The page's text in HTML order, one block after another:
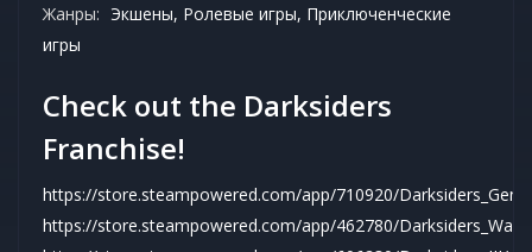
Жанры: Экшены, Ролевые игры, Приключенческие
игры
Check out the Darksiders
Franchise!
https://store.steampowered.com/app/710920/
https://store.steampowered.com/app/462780/